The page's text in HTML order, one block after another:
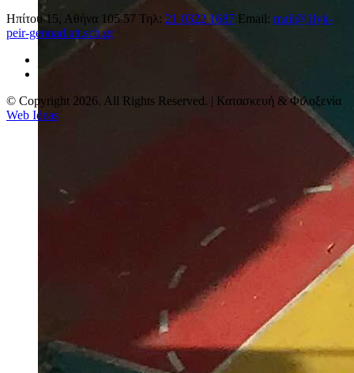
Ηπίτου 15, Αθήνα 105 57 Τηλ: 21 0322 1687 Email: mail@1lyk-
peir-gennad.att.sch.gr
© Copyright 2026. All Rights Reserved. | Κατασκευή & Φιλοξενία
Web Ideas